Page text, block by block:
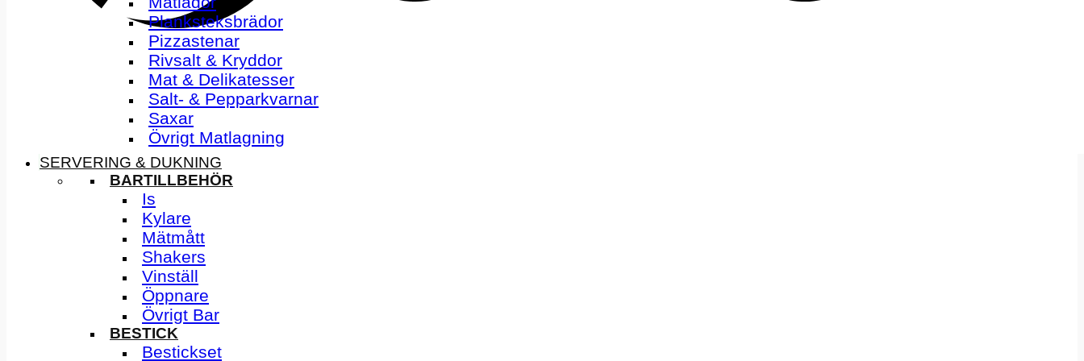
Planksteksbrädor
Pizzastenar
Rivsalt & Kryddor
Mat & Delikatesser
Salt- & Pepparkvarnar
Saxar
Övrigt Matlagning
SERVERING & DUKNING
BARTILLBEHÖR
Is
Kylare
Mätmått
Shakers
Vinställ
Öppnare
Övrigt Bar
BESTICK
Bestickset